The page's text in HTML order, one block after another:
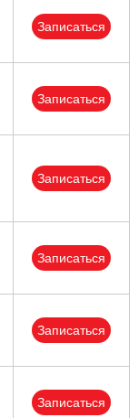
Записаться
Записаться
Записаться
Записаться
Записаться
Записаться